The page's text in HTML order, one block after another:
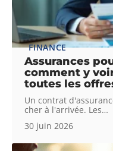
FINANCE
Assurances
comment y
toutes les
Un contrat
cher à l'arrivée. Les…
30 juin 2026